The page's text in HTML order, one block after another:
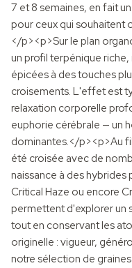
7 et 8 semaines, en fait
pour ceux qui souhaitent
</p><p>Sur le plan
un profil terpénique
épicées à des touches
croisements. L'effet est
relaxation corporelle
euphorie cérébrale — un
dominantes.</p><p>Au
été croisée avec de
naissance à des hybrides
Critical Haze ou encore
permettent d'explorer un
tout en conservant les
originelle : vigueur,
notre sélection de